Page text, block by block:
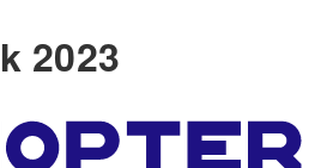
2023